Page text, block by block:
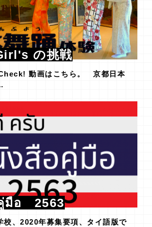
の挑戦
動画はこちら。 京都日本
มือ 2563
校、2020年募集要項、タイ語版で